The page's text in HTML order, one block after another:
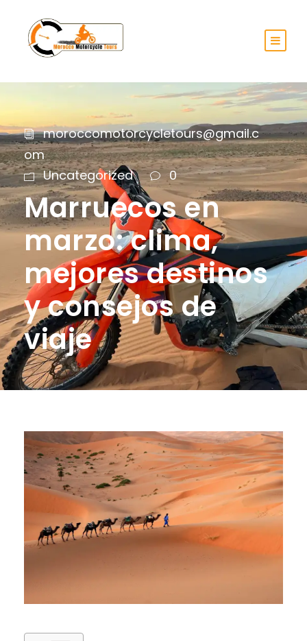
moroccomotorcycletours@gmail.c
om
Uncategorized
0
Marruecos en
marzo: clima,
mejores destinos
y consejos de
viaje